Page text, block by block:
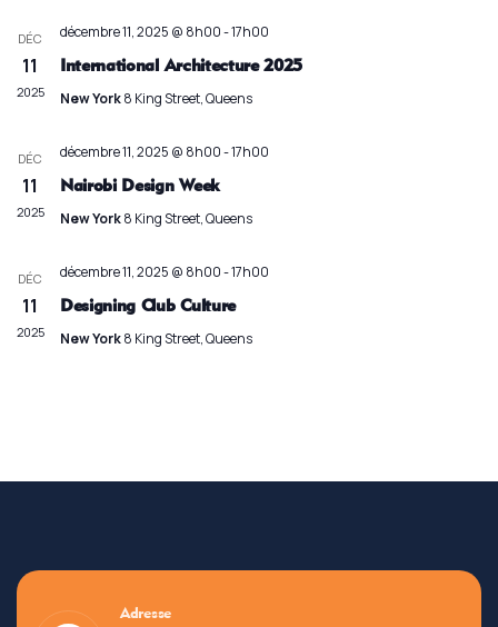
date.
DÉC
11
2025
décembre 11, 2025 @ 8h00-17h00
International Architecture 2025
New York8 King Street, Queens
DÉC
11
2025
décembre 11, 2025 @ 8h00-17h00
Nairobi Design Week
New York8 King Street, Queens
DÉC
11
2025
décembre 11, 2025 @ 8h00-17h00
Designing Club Culture
New York8 King Street, Queens
Adresse